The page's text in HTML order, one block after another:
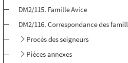
DM2/115. Famille Avice
DM2/116. Correspondance des
Procès des seigneurs
Pièces annexes